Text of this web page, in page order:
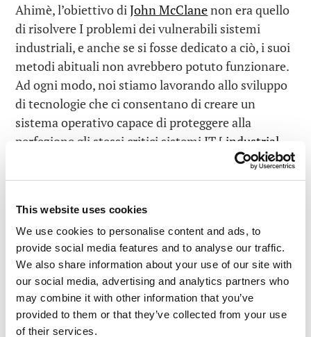
This website uses cookies
We use cookies to personalise content and ads, to
provide social media features and to analyse our traffic.
We also share information about your use of our site with
our social media, advertising and analytics partners who
may combine it with other information that you’ve
provided to them or that they’ve collected from your use
of their services.
Ahimè, l’obiettivo diJohn McClanenon era quello
di risolvere I problemi dei vulnerabili sistemi
industriali, e anche se si fosse dedicato a ciò, i suoi
metodi abituali non avrebbero potuto funzionare.
Ad ogni modo, noi stiamo lavorando allo sviluppo
di tecnologie che ci consentano di creare un
sistema operativo capace di proteggere alla
perfezione gli stessi critici sistemi IT [industrial
indiscrezioni in
merito al progetto di Kaspersky Laberano già
giunto il momento di svelare alcuni dettagli del
nostro progetto e mettervi al corrente di cosa bolle
in pentola.